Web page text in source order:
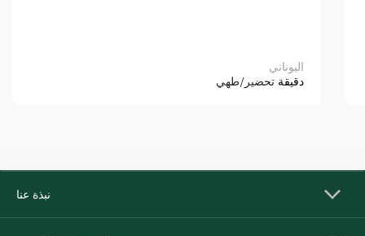
اليوناني
دقيقة تحضير/طهي
نبذة عنا